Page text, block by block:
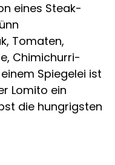
eines Steak-
Tomaten,
Chimichurri-
Spiegelei ist
Lomito ein
die hungrigsten